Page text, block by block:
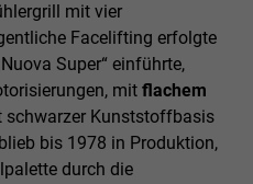
mit vier
Facelifting erfolgte
Super“ einführte,
mit flachem
schwarzer Kunststoffbasis
bis 1978 in Produktion,
durch die